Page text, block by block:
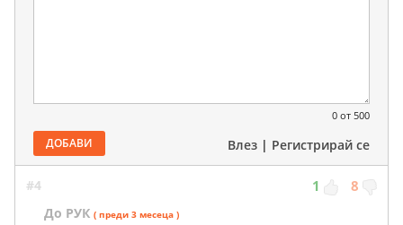
0 от 500
ДОБАВИ Влез | Регистрирай се
#4 1 8
До РУК ( преди 3 месеца )